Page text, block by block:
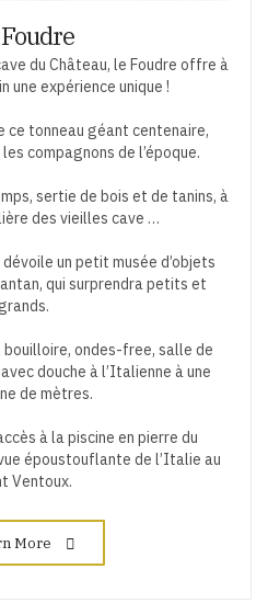
du Château, le Foudre offre à
une expérience unique !
ce tonneau géant centenaire,
compagnons de l’époque.
sertie de bois et de tanins, à
des vieilles cave …
un petit musée d’objets
qui surprendra petits et
bouilloire, ondes-free, salle de
douche à l’Italienne à une
de mètres.
à la piscine en pierre du
époustouflante de l’Italie au
Ventoux.
More